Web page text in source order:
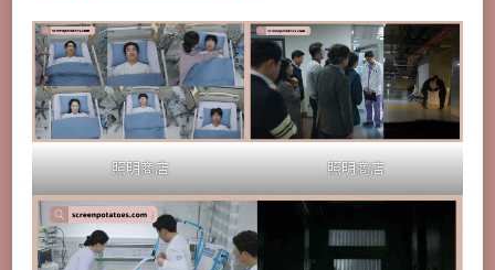
照明商店 照明商店